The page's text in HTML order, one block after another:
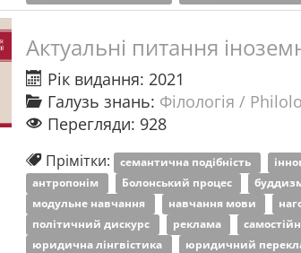
Актуальні питання
Рік видання: 2021
Галузь знань: Філологія /
Перегляди: 928
Прімітки: семантична подібність
антропонім
Болонський процес
модульне навчання
навчання мови
політичний дискурс
реклама
юридична лінгвістика
юридичний